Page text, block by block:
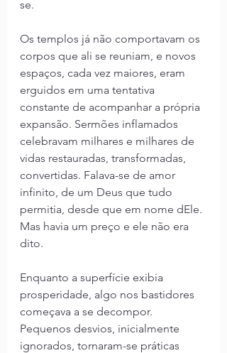
se.
Os templos já não comportavam os
corpos que ali se reuniam, e novos
espaços, cada vez maiores, eram
erguidos em uma tentativa
constante de acompanhar a própria
expansão. Sermões inflamados
celebravam milhares e milhares de
vidas restauradas, transformadas,
convertidas. Falava-se de amor
infinito, de um Deus que tudo
permitia, desde que em nome dEle.
Mas havia um preço e ele não era
dito.
Enquanto a superfície exibia
prosperidade, algo nos bastidores
começava a se decompor.
Pequenos desvios, inicialmente
ignorados, tornaram-se práticas